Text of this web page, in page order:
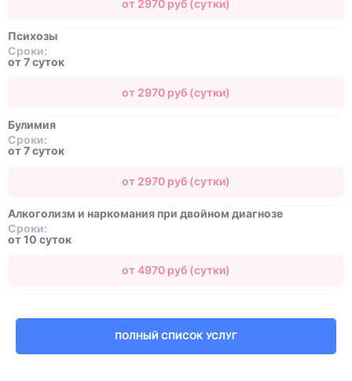
от 2970 руб (сутки)
Психозы
Сроки:
от 7 суток
от 2970 руб (сутки)
Булимия
Сроки:
от 7 суток
от 2970 руб (сутки)
Алкоголизм и наркомания при двойном диагнозе
Сроки:
от 10 суток
от 4970 руб (сутки)
ПОЛНЫЙ СПИСОК УСЛУГ